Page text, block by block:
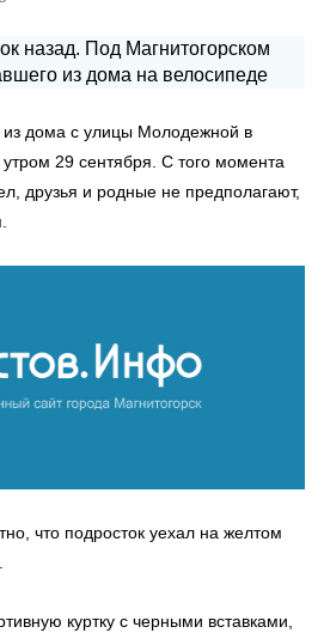
из дома с улицы Молодежной в
29 сентября. С того момента
друзья и родные не предполагают,
что подросток уехал на желтом
куртку с черными вставками,